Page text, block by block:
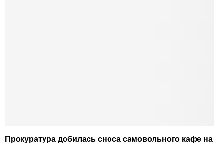
Прокуратура добилась сноса самовольного кафе на